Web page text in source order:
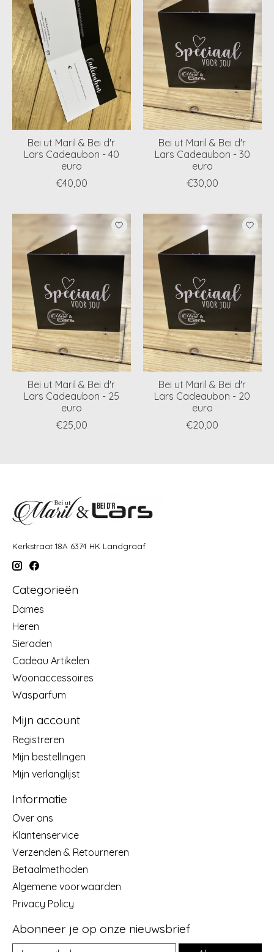
Bei ut Maril & Bei d'r
Lars Cadeaubon - 40
euro
€40,00
Bei ut Maril & Bei d'r
Lars Cadeaubon - 30
euro
€30,00
Bei ut Maril & Bei d'r
Lars Cadeaubon - 25
euro
€25,00
Bei ut Maril & Bei d'r
Lars Cadeaubon - 20
euro
€20,00
Kerkstraat 18A 6374 HK Landgraaf
Categorieën
Dames
Heren
Sieraden
Cadeau Artikelen
Woonaccessoires
Wasparfum
Mijn account
Registreren
Mijn bestellingen
Mijn verlanglijst
Informatie
Over ons
Klantenservice
Verzenden & Retourneren
Betaalmethoden
Algemene voorwaarden
Privacy Policy
Abonneer je op onze nieuwsbrief